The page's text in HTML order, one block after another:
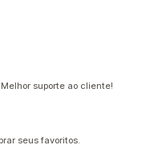
suporte ao cliente!
seus favoritos.